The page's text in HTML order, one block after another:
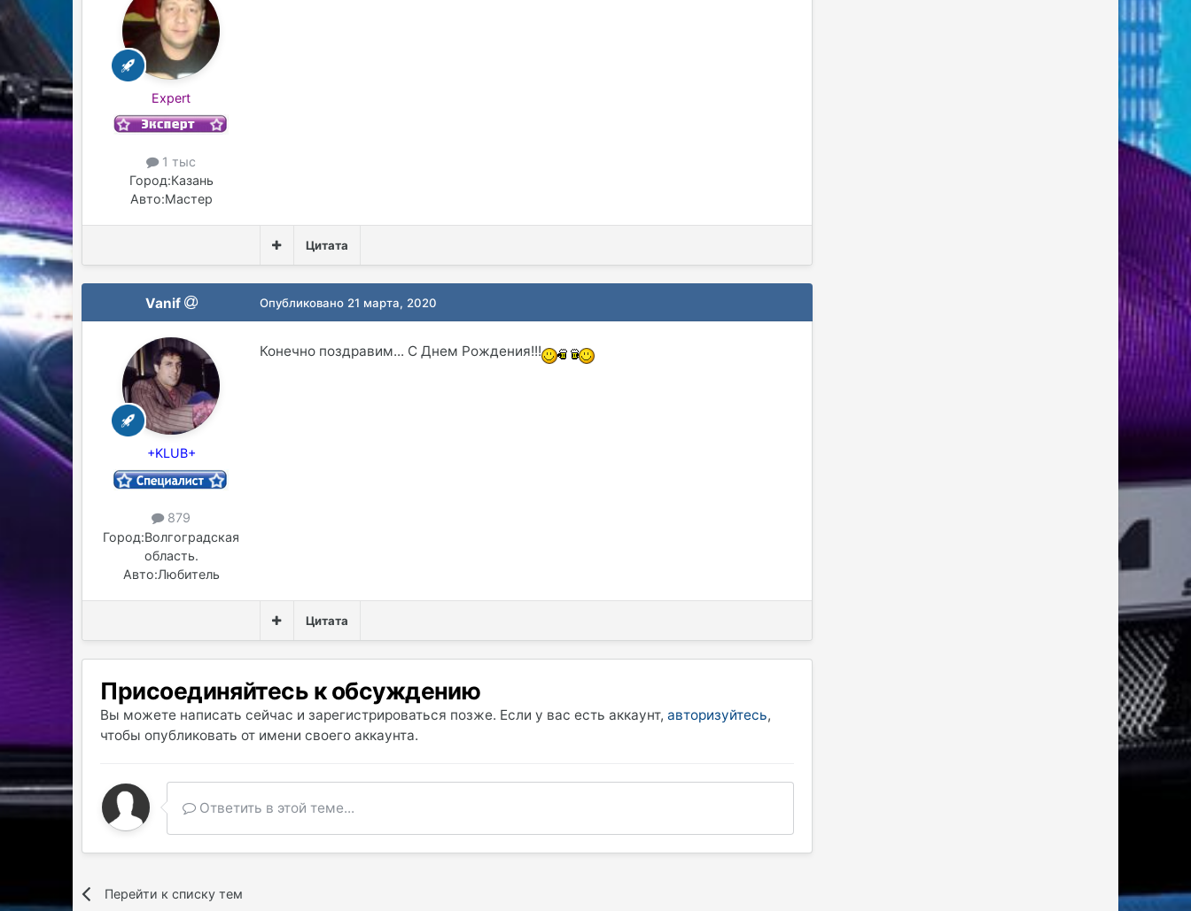
Expert
1 тыс
Город:Казань
Авто:Мастер
Цитата
Vanif
+KLUB+
879
Город:Волгоградская
область.
Авто:Любитель
Опубликовано 21 марта, 2020
Конечно поздравим... С Днем Рождения!!!
Цитата
Присоединяйтесь к обсуждению
Вы можете написать сейчас и зарегистрироваться позже. Если у вас есть аккаунт,авторизуйтесь,
чтобы опубликовать от имени своего аккаунта.
Ответить в этой теме...
Перейти к списку тем